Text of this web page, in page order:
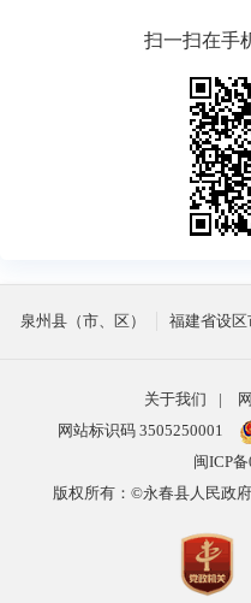
扫一扫在手
泉州县（市、区） 福建省设区
关于我们 |
网站标识码 3505250001
闽ICP
版权所有：©永春县人民政府